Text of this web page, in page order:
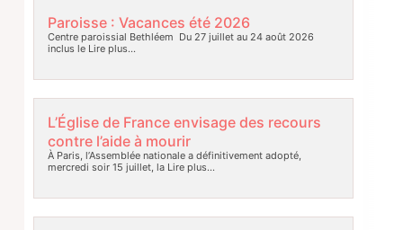
Paroisse : Vacances été 2026
Centre paroissial Bethléem Du 27 juillet au 24 août 2026
inclus leLire plus…
L’Église de France envisage des recours
contre l’aide à mourir
À Paris, l’Assemblée nationale a définitivement adopté,
mercredi soir 15 juillet, laLire plus…